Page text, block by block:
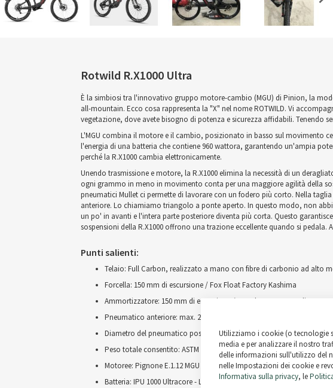
Utilizziamo i cookie (o tecnologie
media e per analizzare il nostro
delle informazioni sull'utilizzo del
nelle Impostazioni dei cookie e
Informativa sulla privacy, le
Rotwild R.X1000 Ultra
È la simbiosi tra l'innovativo gruppo motore-cambio (MGU) di Pinion, la
all-mountain. Ecco cosa rappresenta la "X" nel nome ROTWILD. Vi
vegetazione, dove avete bisogno di potenza e sicurezza affidabili. Tenendo
L'MGU combina il motore e il cambio, posizionato in basso sul movimento
l'energia di una batteria che contiene 960 wattora, garantendo un'ampia
perché la R.X1000 cambia elettronicamente.
Unendo trasmissione e motore, la R.X1000 elimina la necessità di un
ogni grammo in meno in movimento conta per una maggiore agilità della
pneumatici Mullet ci permette di lavorare con un fodero più corto. Nella
anteriore. Lo chiamiamo triangolo a ponte aperto. In questo modo, non
un po' in avanti e l'intera parte posteriore diventa più corta. Questo
sospensioni della R.X1000 offrono una trazione eccellente quando si
Punti salienti:
Telaio: Full Carbon, realizzato a mano con fibre di carbonio ad alto
Forcella: 150 mm di escursione / Fox Float Factory Kashima
Ammortizzatore: 150 mm di escursione / Fox Float X 2-Pos Adjust EVOL
Pneumatico anteriore: max. 29x2.6
Diametro del pneumatico posteriore: max. 27,5x2.6
Peso totale consentito: ASTM 4 / 130 kg
Motoree: Pignone E.1.12 MGU / cambio a 12 velocità / 4 livelli di
Batteria: IPU 1000 Ultracore - Lock / 960 wattora / caricatore 4,8A